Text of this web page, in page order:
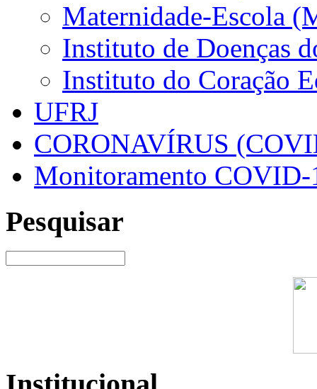
Maternidade-Escola
Instituto de Doenças
Instituto do Coração
UFRJ
CORONAVÍRUS
Monitoramento COVID-
Pesquisar